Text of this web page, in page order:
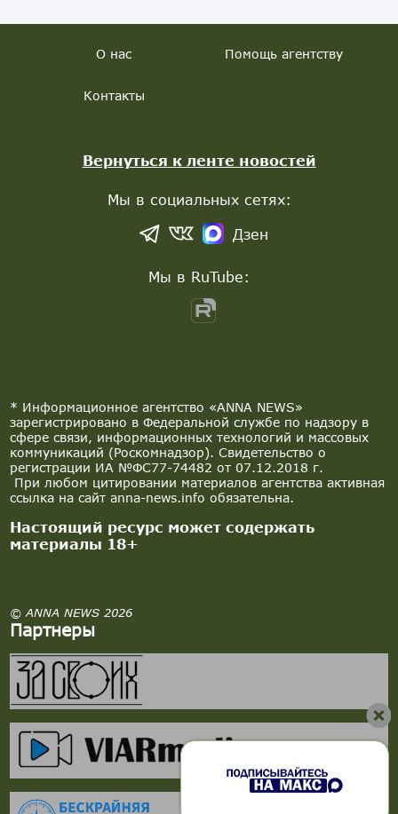
* Информационное агентство «ANNA NEWS»
зарегистрировано в Федеральной службе по надзору в
сфере связи, информационных технологий и массовых
коммуникаций (Роскомнадзор). Свидетельство о
регистрации ИА №ФС77-74482 от 07.12.2018 г.
При любом цитировании материалов агентства активная
ссылка на сайт anna-news.info обязательна.
Настоящий ресурс может содержать
материалы 18+
© ANNA NEWS 2026
Партнеры
О нас Помощь агентству
Контакты
Вернуться к ленте новостей
Мы в социальных сетях:
Дзен
Мы в RuTube: